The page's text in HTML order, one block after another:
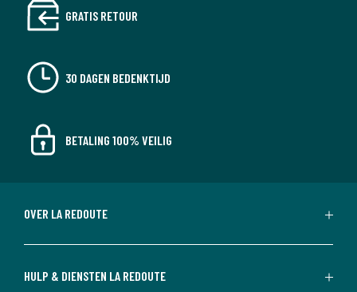
GRATIS RETOUR
30 DAGEN BEDENKTIJD
BETALING 100% VEILIG
OVER LA REDOUTE
HULP & DIENSTEN LA REDOUTE